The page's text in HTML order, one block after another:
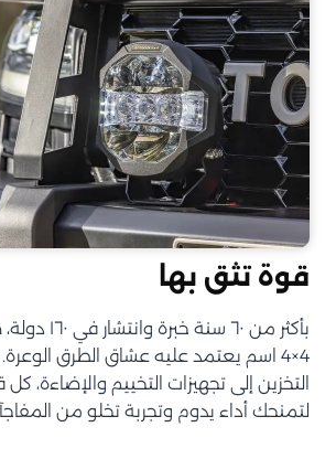
قوة تثق بها
4×4 اسم يعتمد عليه عشاق الطرق
التخزين إلى تجهيزات التخييم
لتمنحك أداء يدوم وتجربة تخلو من